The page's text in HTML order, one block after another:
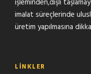
işleminden,dişli
imalat süreçlerinde
üretim yapılmasına
LINKLER